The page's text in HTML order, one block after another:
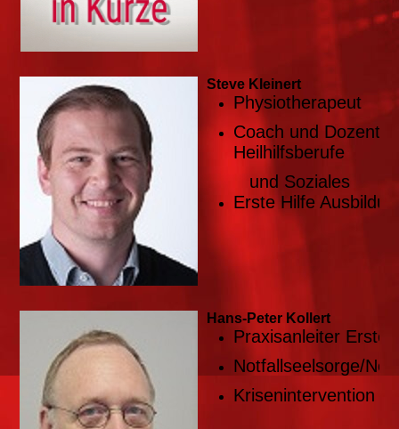
Steve Kleinert
Physiotherapeut
Coach und Dozent
Heilhilfsberufe
und Soziales
Erste Hilfe
Hans-Peter Kollert
Praxisanleiter Erste
Notfallseelsorge/
Krisenintervention